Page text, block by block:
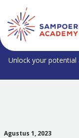
Unlock your potential
Agustus 1, 2023